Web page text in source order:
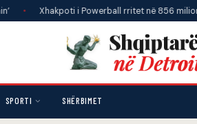
i Powerball rritet në 856 milionë
SPORTI SHËRBIMET